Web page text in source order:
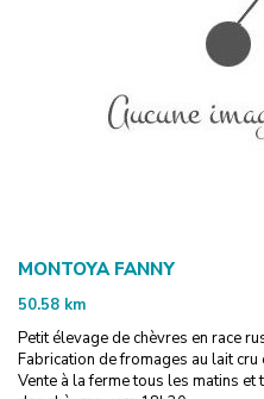
MONTOYA FANNY
50.58 km
Petit élevage de chèvres en race
Fabrication de fromages au lait
Vente à la ferme tous les matins